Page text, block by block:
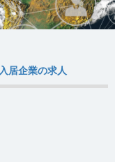
入居企業の求人